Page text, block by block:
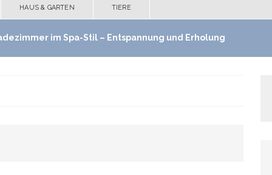
HAUS & GARTEN TIERE
im Spa-Stil – Entspannung und Erholung
schaffen HAUS & GARTEN